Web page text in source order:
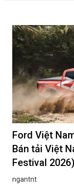
Ford Việt
Bán tải Việt
Festival 2026)
ngantnt